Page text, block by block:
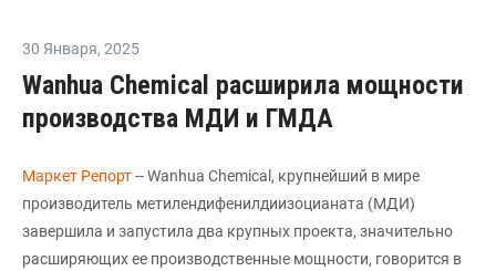
30 Января, 2025
Wanhua Chemical расширила мощности
производства МДИ и ГМДА
Маркет Репорт-- Wanhua Chemical, крупнейший в мире
производитель метилендифенилдиизоцианата (МДИ)
завершила и запустила два крупных проекта, значительно
расширяющих ее производственные мощности, говорится в